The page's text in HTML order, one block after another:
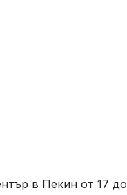
в Пекин от 17 до